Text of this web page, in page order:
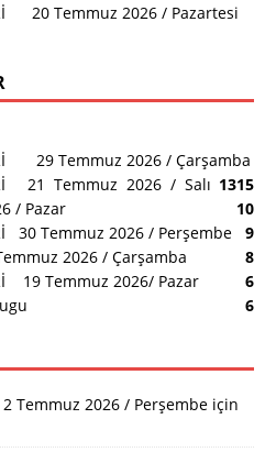
20 Temmuz 2026 / Pazartesi
29 Temmuz 2026 / Çarşamba
15
21 Temmuz 2026 / Salı 13
/ Pazar
10
30 Temmuz 2026 / Perşembe
9
2026 / Çarşamba
8
19 Temmuz 2026/ Pazar
6
6
2026 / Perşembe için